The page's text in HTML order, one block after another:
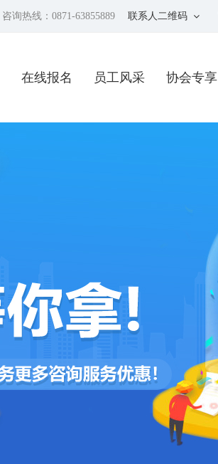
联系人二维码
咨询热线：0871-63855889
在线报名 员工风采 协会专享